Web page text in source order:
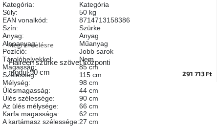
Woodman
kedvezményesen
Anyák
napja
Egy
étkező,
amely
szórakoztat!
Flaireen szürke szövet központi
modul 90 cm
Megrendelésre
291 713 Ft
Kategória:
Kategória
Súly:
50 kg
EAN vonalkód:
8714713158386
Szín:
Szürke
Anyag:
Anyag
Alapanyag:
Műanyag
Pozíció:
Jobb sarok
Tárolóhelyekkel:
Nem
Magasság:
85 cm
Szélesség:
115 cm
Mélység:
98 cm
Ülésmagasság:
44 cm
Ülés szélessége:
90 cm
Az ülés mélysége:
66 cm
Karfa magassága:
62 cm
A kartámasz szélessége:27 cm